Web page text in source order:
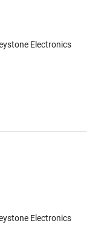
Electronics
Electronics